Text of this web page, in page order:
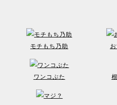
モチもち乃助
ワンコぶた